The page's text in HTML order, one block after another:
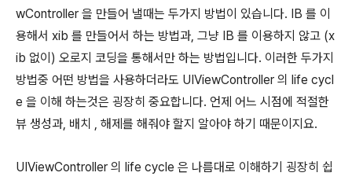
wController 을 만들어 낼때는 두가지 방법이 있습니다. IB 를 이
용해서 xib 를 만들어서 하는 방법과, 그냥 IB 를 이용하지 않고 (x
ib 없이) 오로지 코딩을 통해서만 하는 방법입니다. 이러한 두가지
방법중 어떤 방법을 사용하더라도 UIViewController 의 life cycl
e 을 이해 하는것은 굉장히 중요합니다. 언제 어느 시점에 적절한
뷰 생성과, 배치 , 해제를 해줘야 할지 알아야 하기 때문이지요.
UIViewController 의 life cycle 은 나름대로 이해하기 굉장히 쉽